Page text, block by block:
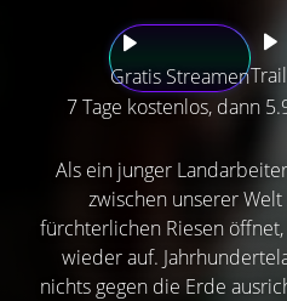
Gratis Streamen
7 Tage kostenlos, dann
Als ein junger
zwischen unserer
fürchterlichen Riesen
wieder auf.
nichts gegen die Erde